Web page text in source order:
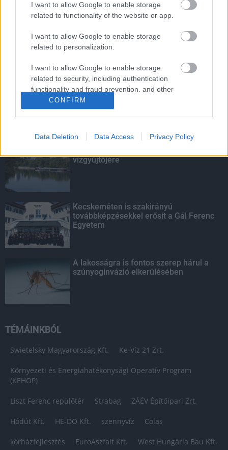
I want to allow Google to enable storage
related to functionality of the website or app.
I want to allow Google to enable storage
related to personalization.
I want to allow Google to enable storage
related to security, including authentication
functionality and fraud prevention, and other
user protection.
CONFIRM
Data Deletion Data Access Privacy Policy
Nem az üres, hanem az okosan működő
épület energiatakarékos
Energiaválság: az éjszakai fordulat
bizakodásra ad okot
vízgyűjtőjére
Kecskeméten is szakirányú
továbbképzésekkel erősít a Gál Ferenc
Egyetem
A lakosságra is fontos szerep hárul a
szúnyoginvázió elkerülésében
TÉMÁINKBÓL
Swietelsky Magyarország Kft. Ke-Víz 21 Zrt.
Környezeti és Energiahatékonysági Operatív Program
(KEHOP)
Liszt Ferenc repülőtér Strabag ZÁÉV Építőipari Zrt.
Hódút Kft. HE-DO Kft. szennyvíz Colas
kórházfejlesztés EuroAszfalt Kft. West Hungária Bau Kft.